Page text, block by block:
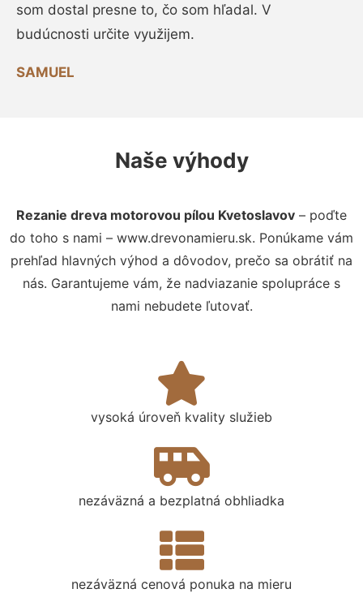
som dostal presne to, čo som hľadal. V
budúcnosti určite využijem.
SAMUEL
Naše výhody
Rezanie dreva motorovou pílou Kvetoslavov – poďte
do toho s nami – www.drevonamieru.sk. Ponúkame vám
prehľad hlavných výhod a dôvodov, prečo sa obrátiť na
nás. Garantujeme vám, že nadviazanie spolupráce s
nami nebudete ľutovať.
vysoká úroveň kvality služieb
nezáväzná a bezplatná obhliadka
nezáväzná cenová ponuka na mieru